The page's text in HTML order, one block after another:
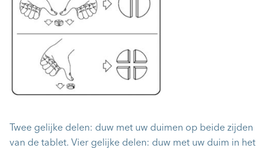
Twee gelijke delen: duw met uw duimen op beide zijden
van de tablet. Vier gelijke delen: duw met uw duim in het